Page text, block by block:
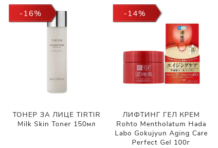
-16%
ТОНЕР ЗА ЛИЦЕ TIRTIR
Milk Skin Toner 150мл
-14%
ЛИФТИНГ ГЕЛ КРЕМ
Rohto Mentholatum Hada
Labo Gokujyun Aging Care
Perfect Gel 100г